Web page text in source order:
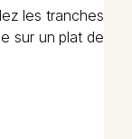
les tranches
sur un plat de